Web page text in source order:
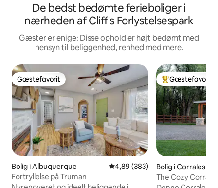
De bedst bedømte ferieboliger i
nærheden af Cliff's Forlystelsespark
Gæster er enige: Disse ophold er højt bedømt med
hensyn til beliggenhed, renhed med mere.
Gæstefavorit
Gæstefavorit
Bolig i Albuquerque 4,89 ud af 5 i gennemsnitlig
4,89 (383)
Fortryllelse på Truman
Bedste
Gæstefavorit
Bolig i Corrales
The Cozy